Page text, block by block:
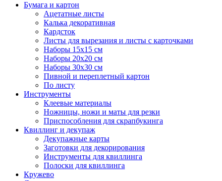
Бумага и картон
Ацетатные листы
Калька декоративная
Кардсток
Листы для вырезания и листы с карточками
Наборы 15х15 см
Наборы 20х20 см
Наборы 30х30 см
Пивной и переплетный картон
По листу
Инструменты
Клеевые материалы
Ножницы, ножи и маты для резки
Приспособления для скрапбукинга
Квиллинг и декупаж
Декупажные карты
Заготовки для декорирования
Инструменты для квиллинга
Полоски для квиллинга
Кружево